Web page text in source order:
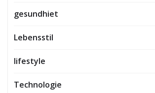
gesundhiet
Lebensstil
lifestyle
Technologie